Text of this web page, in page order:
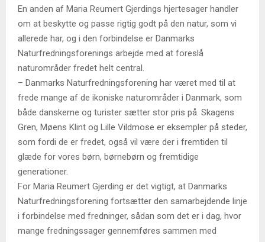
En anden af Maria Reumert Gjerdings hjertesager handler
om at beskytte og passe rigtig godt på den natur, som vi
allerede har, og i den forbindelse er Danmarks
Naturfredningsforenings arbejde med at foreslå
naturområder fredet helt central.
– Danmarks Naturfredningsforening har været med til at
frede mange af de ikoniske naturområder i Danmark, som
både danskerne og turister sætter stor pris på. Skagens
Gren, Møens Klint og Lille Vildmose er eksempler på steder,
som fordi de er fredet, også vil være der i fremtiden til
glæde for vores børn, børnebørn og fremtidige
generationer.
For Maria Reumert Gjerding er det vigtigt, at Danmarks
Naturfredningsforening fortsætter den samarbejdende linje
i forbindelse med fredninger, sådan som det er i dag, hvor
mange fredningssager gennemføres sammen med